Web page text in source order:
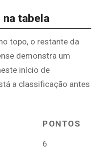
tabela
topo, o restante da
demonstra um
início de
a classificação antes
PONTOS
6